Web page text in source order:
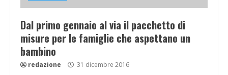
Dal primo gennaio al via il pacchetto di
misure per le famiglie che aspettano un
bambino
redazione 31 dicembre 2016